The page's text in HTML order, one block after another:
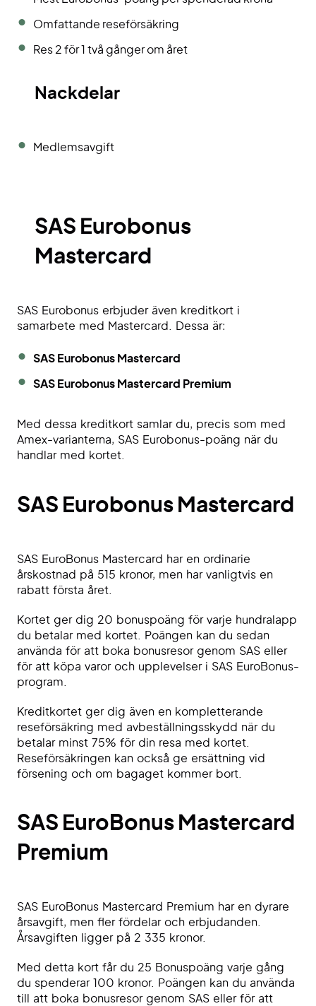
Omfattande reseförsäkring
Res 2 för 1 två gånger om året
Nackdelar
Medlemsavgift
SAS Eurobonus
Mastercard
SAS Eurobonus erbjuder även kreditkort i
samarbete med Mastercard. Dessa är:
SAS Eurobonus Mastercard
SAS Eurobonus Mastercard Premium
Med dessa kreditkort samlar du, precis som med
Amex-varianterna, SAS Eurobonus-poäng när du
handlar med kortet.
SAS Eurobonus Mastercard
SAS EuroBonus Mastercard har en ordinarie
årskostnad på 515 kronor, men har vanligtvis en
rabatt första året.
Kortet ger dig 20 bonuspoäng för varje hundralapp
du betalar med kortet. Poängen kan du sedan
använda för att boka bonusresor genom SAS eller
för att köpa varor och upplevelser i SAS EuroBonus-
program.
Kreditkortet ger dig även en kompletterande
reseförsäkring med avbeställningsskydd när du
betalar minst 75% för din resa med kortet.
Reseförsäkringen kan också ge ersättning vid
försening och om bagaget kommer bort.
SAS EuroBonus Mastercard
Premium
SAS EuroBonus Mastercard Premium har en dyrare
årsavgift, men fler fördelar och erbjudanden.
Årsavgiften ligger på 2 335 kronor.
Med detta kort får du 25 Bonuspoäng varje gång
du spenderar 100 kronor. Poängen kan du använda
till att boka bonusresor genom SAS eller för att